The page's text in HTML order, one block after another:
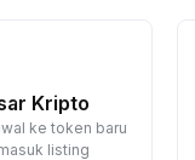
Kripto
ke token baru
listing